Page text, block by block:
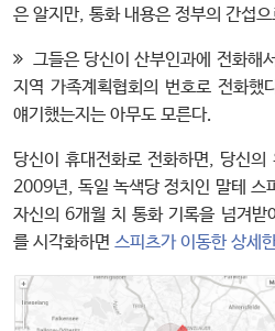
은 알지만, 통화 내용은 정부의 간섭
 그들은 당신이 산부인과에 전화해
지역 가족계획협회의 번호로 전화했
얘기했는지는 아무도 모른다.
당신이 휴대전화로 전화하면, 당신
2009년, 독일 녹색당 정치인 말테 스
자신의 6개월 치 통화 기록을 넘겨받
를 시각화하면 스피츠가 이동한 상세